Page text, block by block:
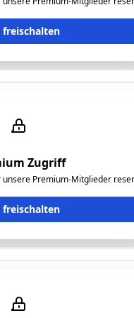
freischalten
handelt. …"
Zugriff
Premium-Mitglieder
freischalten
liegt im Zentrum
über die südseitig
handelt. …"